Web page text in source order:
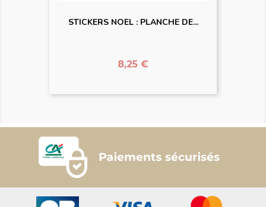
STICKERS NOEL : PLANCHE DE...
Prix
8,25 €